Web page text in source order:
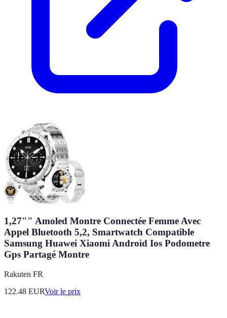
1,27"" Amoled Montre Connectée Femme Avec
Appel Bluetooth 5,2, Smartwatch Compatible
Samsung Huawei Xiaomi Android Ios Podometre
Gps Partagé Montre
Rakuten FR
122.48 EURVoir le prix